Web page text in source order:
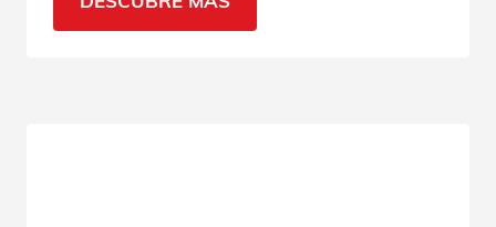
todas sus características.